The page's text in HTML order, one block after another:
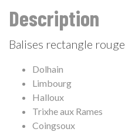
Description
Balises rectangle rouge
Dolhain
Limbourg
Halloux
Trixhe aux Rames
Coingsoux